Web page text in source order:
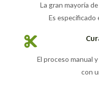
La gran mayoría
Es especificado
El proceso manual
con